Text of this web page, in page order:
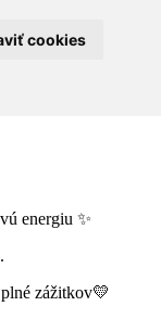
cookies
energiu ✨
zážitkov💛